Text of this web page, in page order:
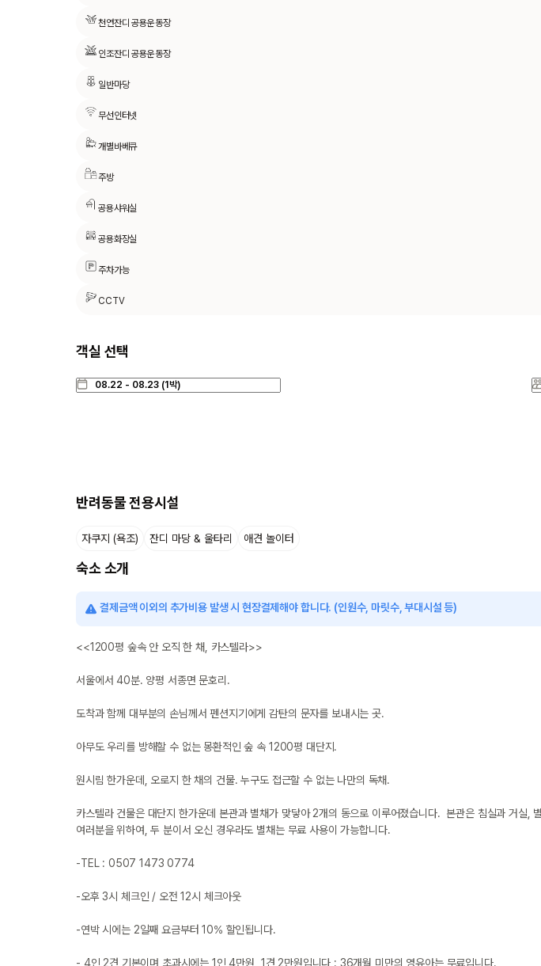
천연잔디 공용운동장
인조잔디 공용운동장
일반마당
무선인터넷
개별바베큐
주방
공용샤워실
공용화장실
주차가능
CCTV
객실 선택
반려동물 전용시설
자쿠지 (욕조) 잔디 마당 & 울타리 애견 놀이터
숙소 소개
결제금액 이외의 추가비용 발생 시 현장결제해야 합니다. (인원수, 마릿수, 부대시설 등)
<<1200평 숲속 안 오직 한 채, 카스텔라>>
서울에서 40분. 양평 서종면 문호리.
도착과 함께 대부분의 손님께서 펜션지기에게 감탄의 문자를 보내시는 곳.
아무도 우리를 방해할 수 없는 몽환적인 숲 속 1200평 대단지.
원시림 한가운데, 오로지 한 채의 건물. 누구도 접근할 수 없는 나만의 독채.
카스텔라 건물은 대단지 한가운데 본관과 별채가 맞닿아 2개의 동으로 이루어졌습니다.  본관은 침실과 거실
여러분을 위하여, 두 분이서 오신 경우라도 별채는 무료 사용이 가능합니다.
-TEL : 0507 1473 0774
-오후 3시 체크인 / 오전 12시 체크아웃
-연박 시에는 2일째 요금부터 10% 할인됩니다.
- 4인 2견 기본이며 초과시에는 1인 4만원, 1견 2만원입니다 : 36개월 미만의 영유아는 무료입니다.